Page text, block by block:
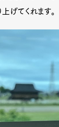
げてくれます。